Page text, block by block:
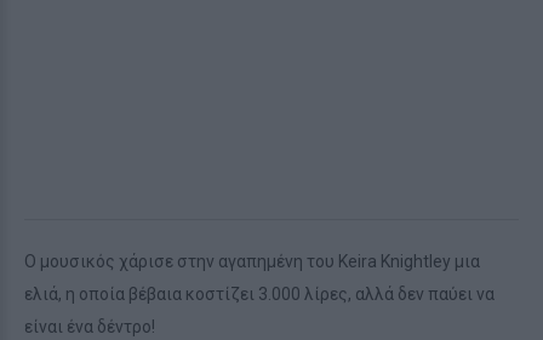
Ο μουσικός χάρισε στην αγαπημένη του Keira Knightley μια
ελιά, η οποία βέβαια κοστίζει 3.000 λίρες, αλλά δεν παύει να
είναι ένα δέντρο!